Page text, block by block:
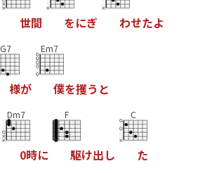
世間 をにぎ わせたよ
G7
様が
Em7
僕を攫う と
Dm7
0時に
F
駆け出し
C
た